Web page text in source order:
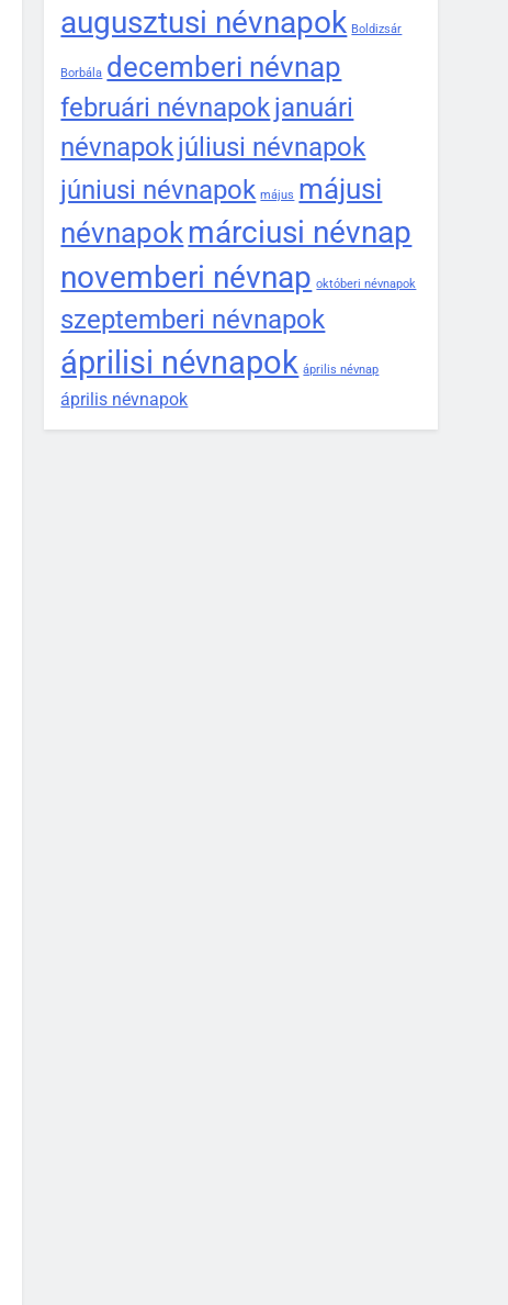
augusztusi névnapok Boldizsár
Borbála decemberi névnap
februári névnapokjanuári
névnapokjúliusi névnapok
júniusi névnapok május májusi
névnapokmárciusi névnap
novemberi névnap októberi névnapok
szeptemberi névnapok
áprilisi névnapok április névnap
április névnapok